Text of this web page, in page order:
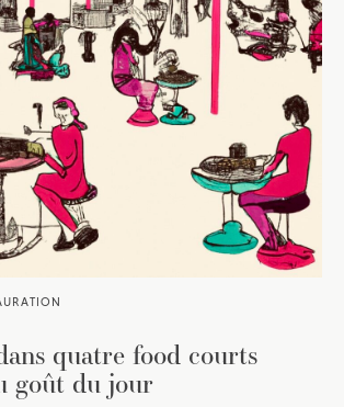
quatre food courts
goût du jour